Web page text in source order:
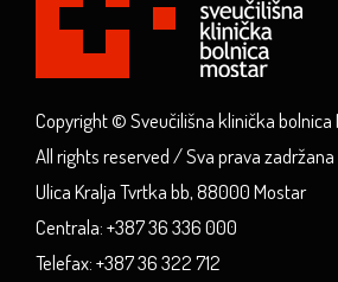
Copyright © Sveučilišna klinička bolnica
All rights reserved / Sva prava zadržana
Ulica Kralja Tvrtka bb, 88000 Mostar
Centrala: +387 36 336 000
Telefax: +387 36 322 712